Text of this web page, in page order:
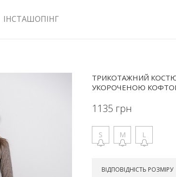
ІНСТАШОПІНГ
ТРИКОТАЖНИЙ
УКОРОЧЕНОЮ
1135 грн
S M L
ВІДПОВІДНІСТЬ РОЗМІРУ